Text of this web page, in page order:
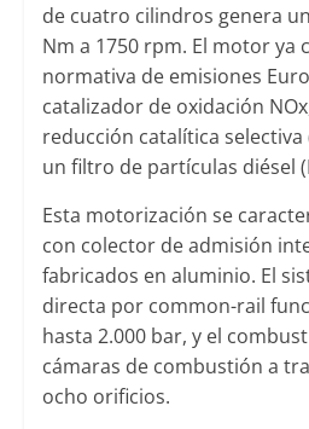
de cuatro cilindros genera
Nm a 1750 rpm. El motor ya
normativa de emisiones
catalizador de oxidación
reducción catalítica selectiva
un filtro de partículas diésel
Esta motorización se
con colector de admisión
fabricados en aluminio. El
directa por common-rail
hasta 2.000 bar, y el
cámaras de combustión a
ocho orificios.